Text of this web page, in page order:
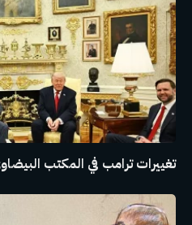
تغييرات ترامب في المكتب